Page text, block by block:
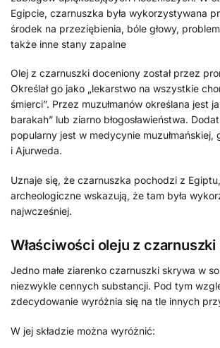
Egipcie, czarnuszka była wykorzystywana
środek na przeziębienia, bóle głowy,
także inne stany zapalne
Olej z czarnuszki doceniony został przez
Określał go jako „lekarstwo na wszystkie
śmierci”. Przez muzułmanów określana jest
barakah” lub ziarno błogosławieństwa.
popularny jest w medycynie muzułmańskiej,
i Ajurweda.
Uznaje się, że czarnuszka pochodzi z
archeologiczne wskazują, że tam była
najwcześniej.
Właściwości oleju z czarnuszki
Jedno małe ziarenko czarnuszki skrywa w
niezwykle cennych substancji. Pod tym
zdecydowanie wyróżnia się na tle innych
W jej składzie można wyróżnić: